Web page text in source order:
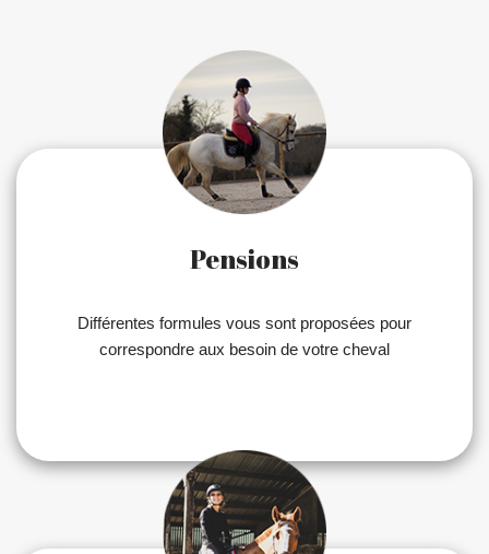
Pensions
Différentes formules vous sont proposées pour
correspondre aux besoin de votre cheval